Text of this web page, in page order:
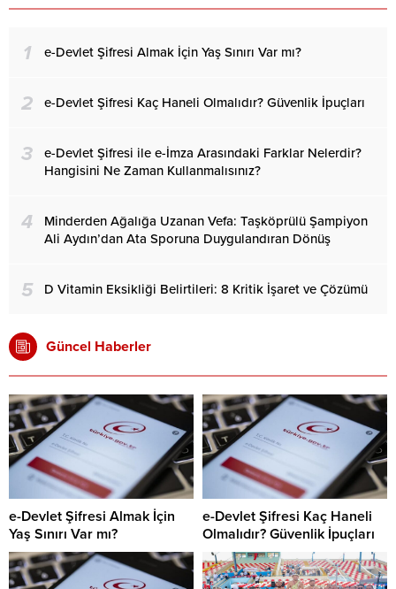
1 e-Devlet Şifresi Almak İçin Yaş Sınırı Var mı?
2 e-Devlet Şifresi Kaç Haneli Olmalıdır? Güvenlik İpuçları
3
e-Devlet Şifresi ile e-İmza Arasındaki Farklar Nelerdir?
Hangisini Ne Zaman Kullanmalısınız?
4
Minderden Ağalığa Uzanan Vefa: Taşköprülü Şampiyon
Ali Aydın’dan Ata Sporuna Duygulandıran Dönüş
5 D Vitamin Eksikliği Belirtileri: 8 Kritik İşaret ve Çözümü
Güncel Haberler
e-Devlet Şifresi Almak İçin
Yaş Sınırı Var mı?
e-Devlet Şifresi Kaç Haneli
Olmalıdır? Güvenlik İpuçları